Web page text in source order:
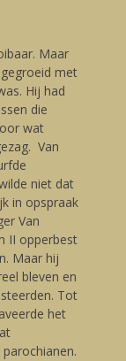
Maar
met
Hij had
die
wat
Van
niet dat
in opspraak
Van
II opperbest
Maar hij
bleven en
Tot
het